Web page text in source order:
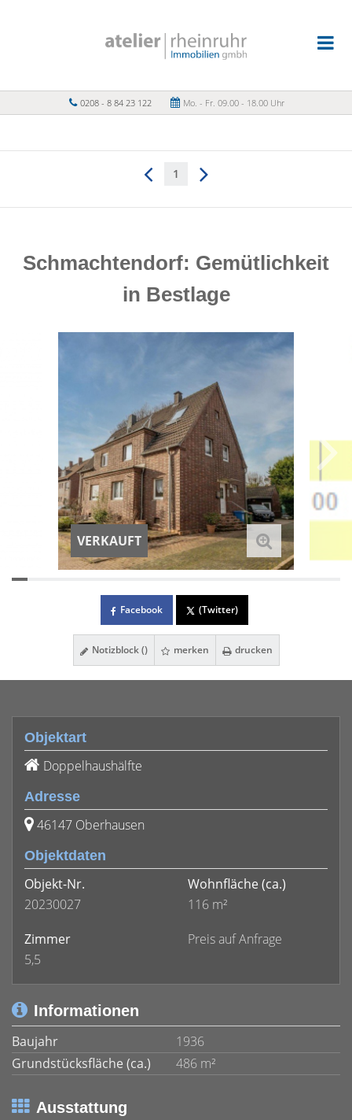
0208 - 8 84 23 122 Mo. - Fr. 09.00 - 18.00 Uhr
1
Schmachtendorf: Gemütlichkeit
in Bestlage
VERKAUFT
Facebook (Twitter)
Notizblock () merken drucken
Objektart
Doppelhaushälfte
Adresse
46147 Oberhausen
Objektdaten
Objekt-Nr.
20230027
Wohnfläche (ca.)
116 m²
Zimmer
5,5
Preis auf Anfrage
Informationen
Baujahr
1936
Grundstücksfläche (ca.)
486 m²
Ausstattung